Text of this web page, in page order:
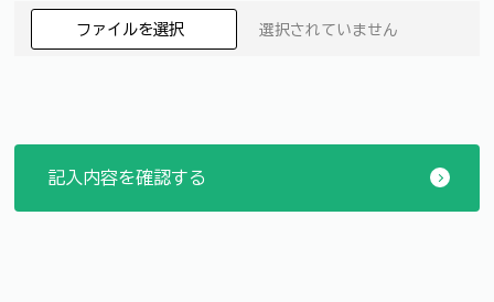
ファイルを選択 選択されていません